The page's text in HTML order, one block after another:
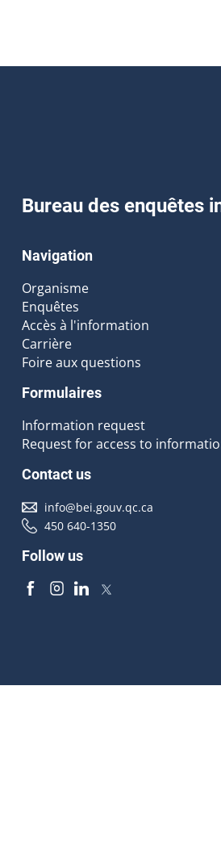
Bureau des enquêtes
Navigation
Organisme
Enquêtes
Accès à l'information
Carrière
Foire aux questions
Formulaires
Information request
Request for access to
Contact us
info@bei.gouv.qc.ca
450 640-1350
Follow us